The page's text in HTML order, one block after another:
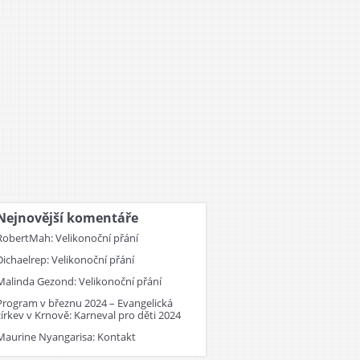
komentáře
:Velikonoční přání
:Velikonoční přání
Gezond:Velikonoční přání
v březnu 2024 – Evangelická
v Krnově: Karneval pro děti 2024
Nyangarisa: Kontakt